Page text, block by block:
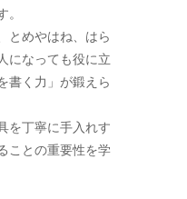
とめやはね、はら
になっても役に立
書く力」が鍛えら
を丁寧に手入れす
ことの重要性を学